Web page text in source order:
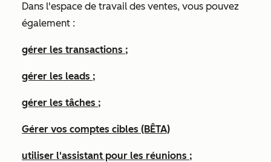
Dans l'espace de travail des ventes, vous pouvez
également :
gérer les transactions ;
gérer les leads ;
gérer les tâches ;
Gérer vos comptes cibles (BÊTA)
utiliser l'assistant pour les réunions ;